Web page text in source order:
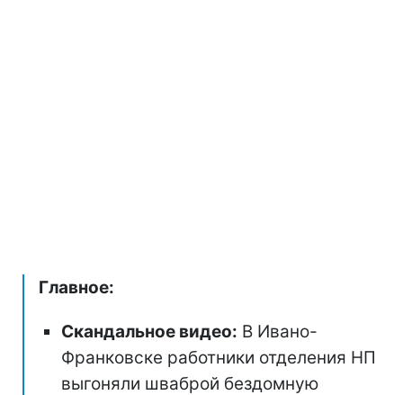
Главное:
Скандальное видео: В Ивано-
Франковске работники отделения НП
выгоняли шваброй бездомную